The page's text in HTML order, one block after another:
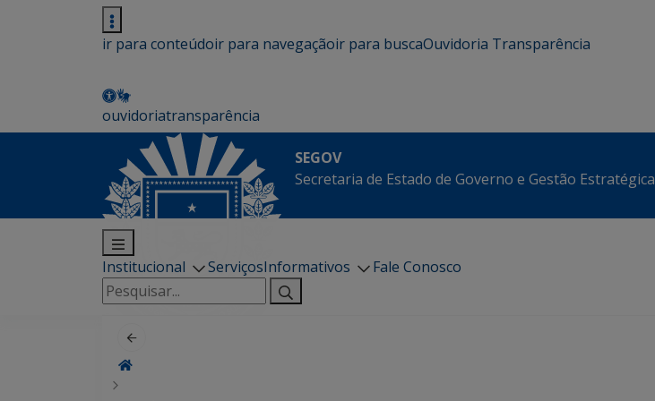
ir para conteúdoir para navegaçãoir para buscaOuvidoria Transparência
ouvidoriatransparência
SEGOV
Secretaria de Estado de Governo e Gestão Estratégica
Institucional ServiçosInformativos
Fale Conosco
Pesquisar
por: